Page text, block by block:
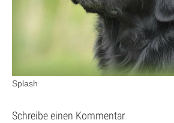
Splash
Schreibe einen Kommentar